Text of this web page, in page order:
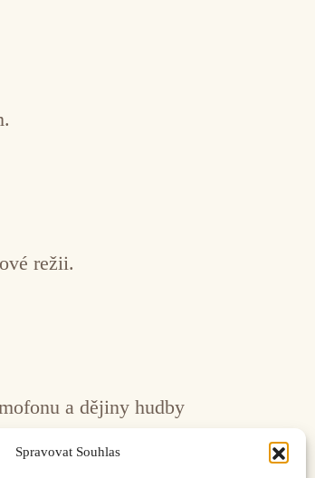
Spravovat Souhlas
režii.
a dějiny hudby